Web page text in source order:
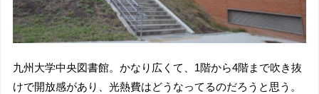
九州大学中央図書館。かなり広くて、1階から4階まで吹き抜
けで開放感があり、光熱費はどうなってるのだろうと思う。